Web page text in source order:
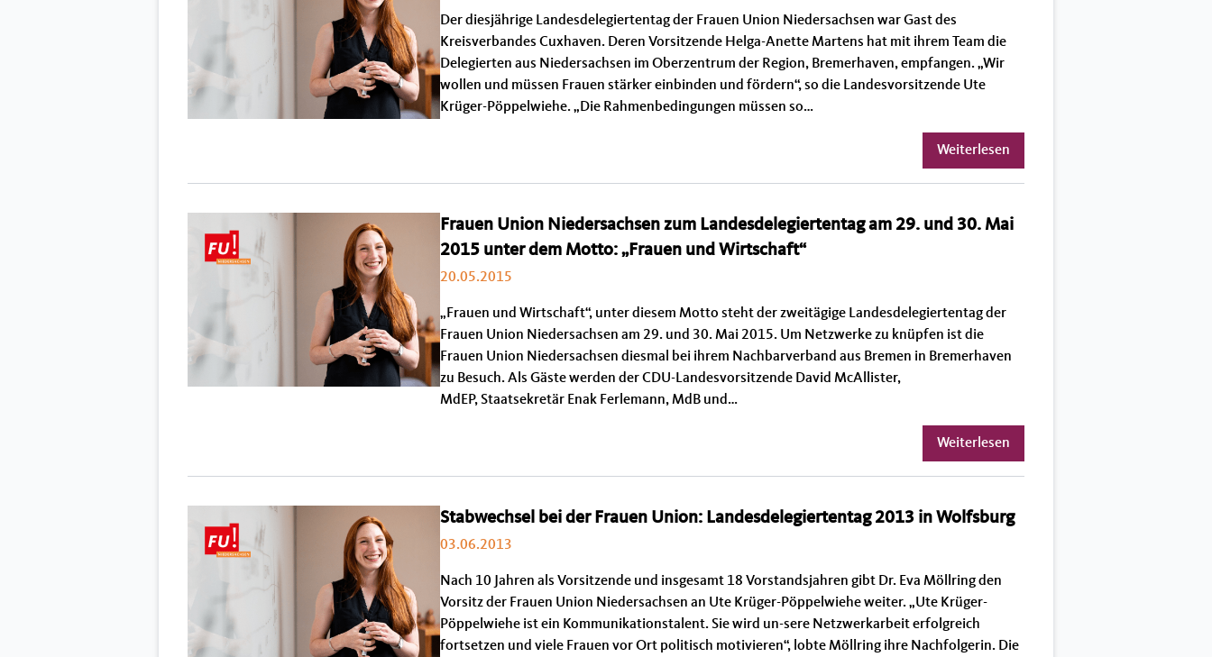
Der diesjährige Landesdelegiertentag der Frauen Union Niedersachsen war Gast des
Kreisverbandes Cuxhaven. Deren Vorsitzende Helga-Anette Martens hat mit ihrem Team die
Delegierten aus Niedersachsen im Oberzentrum der Region, Bremerhaven, empfangen. „Wir
wollen und müssen Frauen stärker einbinden und fördern“, so die Landesvorsitzende Ute
Krüger-Pöppelwiehe. „Die Rahmenbedingungen müssen so…
Weiterlesen
Frauen Union Niedersachsen zum Landesdelegiertentag am 29. und 30. Mai
2015 unter dem Motto: „Frauen und Wirtschaft“
20.05.2015
„Frauen und Wirtschaft“, unter diesem Motto steht der zweitägige Landesdelegiertentag der
Frauen Union Niedersachsen am 29. und 30. Mai 2015. Um Netzwerke zu knüpfen ist die
Frauen Union Niedersachsen diesmal bei ihrem Nachbarverband aus Bremen in Bremerhaven
zu Besuch. Als Gäste werden der CDU-Landesvorsitzende David McAllister,
MdEP, Staatsekretär Enak Ferlemann, MdB und…
Weiterlesen
Stabwechsel bei der Frauen Union: Landesdelegiertentag 2013 in Wolfsburg
03.06.2013
Nach 10 Jahren als Vorsitzende und insgesamt 18 Vorstandsjahren gibt Dr. Eva Möllring den
Vorsitz der Frauen Union Niedersachsen an Ute Krüger-Pöppelwiehe weiter. „Ute Krüger-
Pöppelwiehe ist ein Kommunikationstalent. Sie wird un-sere Netzwerkarbeit erfolgreich
fortsetzen und viele Frauen vor Ort politisch motivieren“, lobte Möllring ihre Nachfolgerin. Die